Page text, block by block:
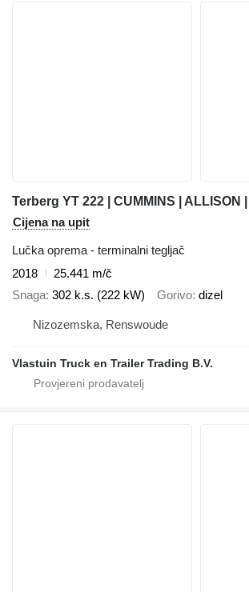
Terberg YT 222 | CUMMINS | ALLISON
Cijena na upit
Lučka oprema - terminalni tegljač
2018
25.441 m/č
Snaga 302 k.s. (222 kW) Gorivo dizel
Nizozemska, Renswoude
Vlastuin Truck en Trailer Trading B.V.